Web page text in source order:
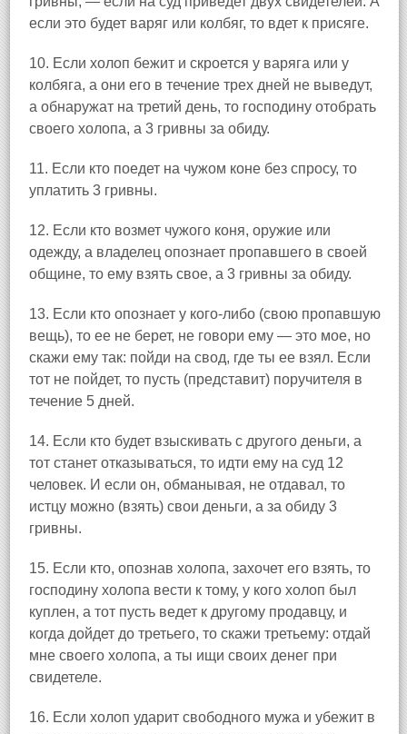
если это будет варяг или колбяг, то вдет к присяге.
10. Если холоп бежит и скроется у варяга или у
колбяга, а они его в течение трех дней не выведут,
а обнаружат на третий день, то господину отобрать
своего холопа, а 3 гривны за обиду.
11. Если кто поедет на чужом коне без спросу, то
уплатить 3 гривны.
12. Если кто возмет чужого коня, оружие или
одежду, а владелец опознает пропавшего в своей
общине, то ему взять свое, а 3 гривны за обиду.
13. Если кто опознает у кого-либо (свою пропавшую
вещь), то ее не берет, не говори ему — это мое, но
скажи ему так: пойди на свод, где ты ее взял. Если
тот не пойдет, то пусть (представит) поручителя в
течение 5 дней.
14. Если кто будет взыскивать с другого деньги, а
тот станет отказываться, то идти ему на суд 12
человек. И если он, обманывая, не отдавал, то
истцу можно (взять) свои деньги, а за обиду 3
гривны.
15. Если кто, опознав холопа, захочет его взять, то
господину холопа вести к тому, у кого холоп был
куплен, а тот пусть ведет к другому продавцу, и
когда дойдет до третьего, то скажи третьему: отдай
мне своего холопа, а ты ищи своих денег при
свидетеле.
16. Если холоп ударит свободного мужа и убежит в